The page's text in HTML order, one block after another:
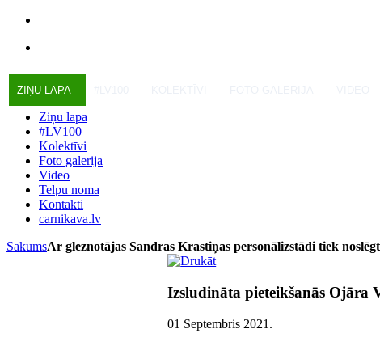
ZIŅU LAPA
Ziņu lapa
#LV100
Kolektīvi
Foto galerija
Video
Telpu noma
Kontakti
carnikava.lv
SākumsAr gleznotājas Sandras Krastiņas personālizstādi tiek
Izsludināta pieteikšanās Ojāra
01 Septembris 2021 .